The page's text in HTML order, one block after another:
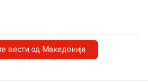
вести од Македонија